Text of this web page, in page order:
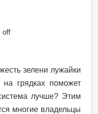
off
зелени лужайки
грядках поможет
лучше? Этим
многие владельцы